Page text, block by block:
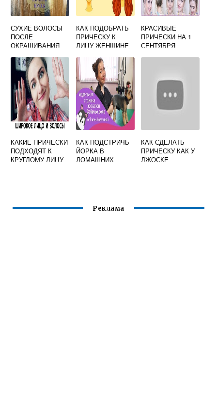
СУХИЕ ВОЛОСЫ
ПОСЛЕ
ОКРАШИВАНИЯ
КАК ПОДОБРАТЬ
ПРИЧЕСКУ К
ЛИЦУ ЖЕНЩИНЕ
КРАСИВЫЕ
ПРИЧЕСКИ НА 1
СЕНТЯБРЯ
КАКИЕ ПРИЧЕСКИ
ПОДХОДЯТ К
КРУГЛОМУ ЛИЦУ
КАК ПОДСТРИЧЬ
ЙОРКА В
ДОМАШНИХ
КАК СДЕЛАТЬ
ПРИЧЕСКУ КАК У
ДЖОСКЕ
Реклама